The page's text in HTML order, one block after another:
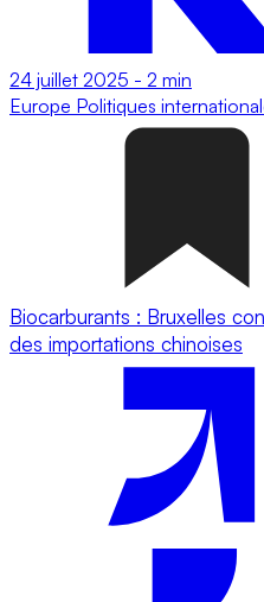
24 juillet 2025 - 2 min
Europe Politiques
Biocarburants : Bruxelles
des importations chinoises